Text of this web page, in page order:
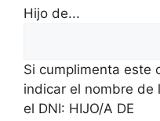
Hijo de...
Si cumplimenta este
indicar el nombre de
el DNI: HIJO/A DE